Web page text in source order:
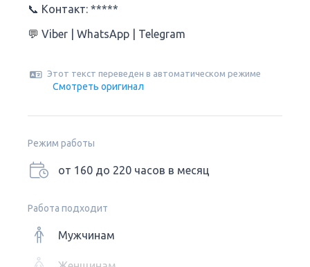
📞 Контакт: *****
💬 Viber | WhatsApp | Telegram
Этот текст переведен в автоматическом режиме
Смотреть оригинал
Режим работы
от 160 до 220 часов в месяц
Работа подходит
Мужчинам